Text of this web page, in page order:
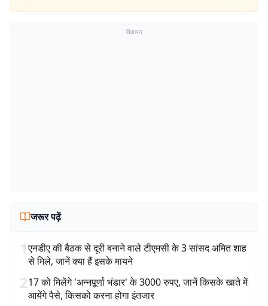
विज्ञापन
जरूर पढ़ें
1एनडीए की बैठक से दूरी बनाने वाले टीएमसी के 3 सांसद अमित शाह
से मिले, जानें क्या हैं इसके मायने
217 को मिलेंगे 'अन्नपूर्णा भंडार' के 3000 रुपए, जानें किसके खाते में
आयेंगे पैसे, किसको करना होगा इंतजार